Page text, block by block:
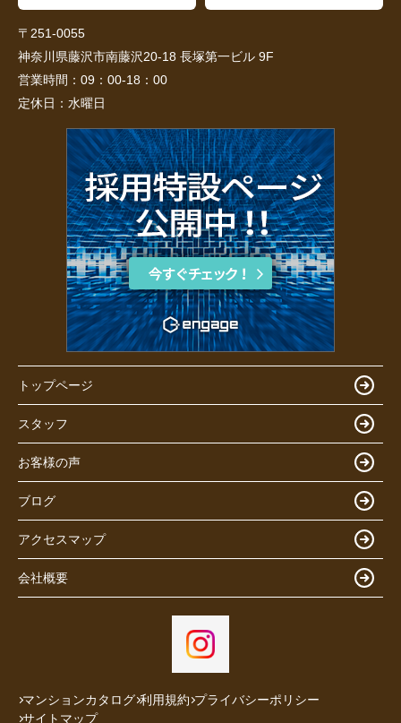
〒251-0055
神奈川県藤沢市南藤沢20-18 長塚第一ビル 9F
営業時間： 09：00-18：00
定休日： 水曜日
トップページ
スタッフ
お客様の声
ブログ
アクセスマップ
会社概要
マンションカタログ 利用規約 プライバシーポリシー
サイトマップ